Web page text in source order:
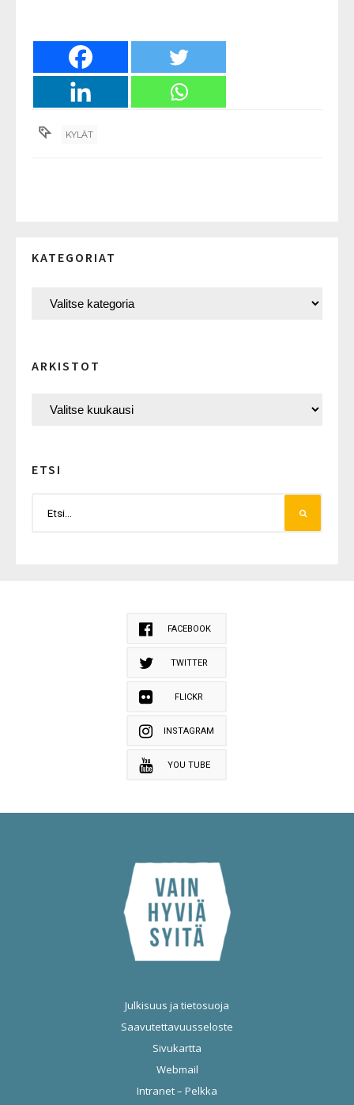
KYLÄT
KATEGORIAT
ARKISTOT
ETSI
FACEBOOK
TWITTER
FLICKR
INSTAGRAM
YOU TUBE
Julkisuus ja tietosuoja
Saavutettavuusseloste
Sivukartta
Webmail
Intranet – Pelkka